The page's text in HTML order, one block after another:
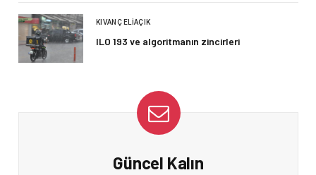
KIVANÇ ELIAÇIK
ILO 193 ve algoritmanın zincirleri
Güncel Kalın